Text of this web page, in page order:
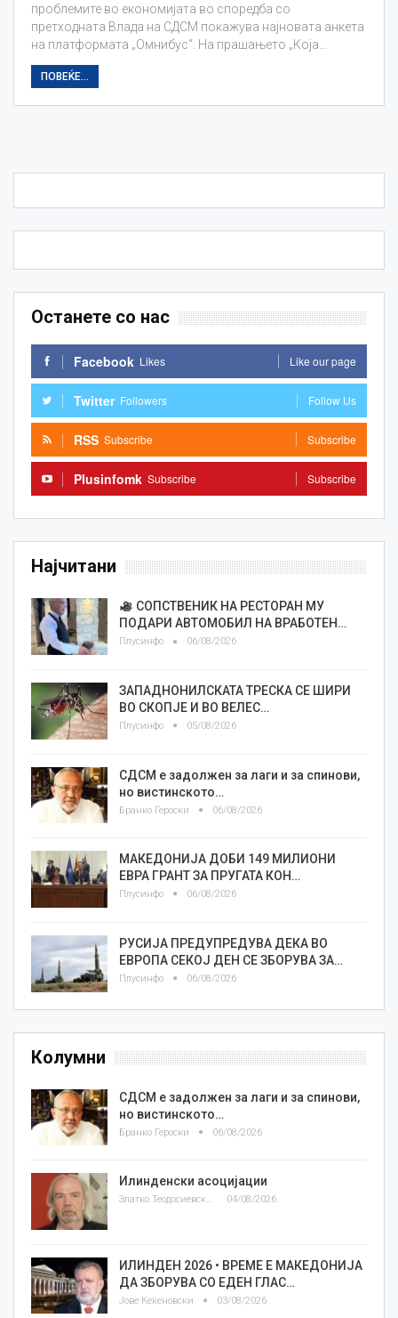
проблемите во економијата во споредба со
претходната Влада на СДСМ покажува најновата анкета
на платформата „Омнибус“. На прашањето „Којa…
ПОВЕЌЕ...
Останете со нас
Facebook Likes Like our page
Twitter Followers Follow Us
RSS Subscribe Subscribe
Plusinfomk Subscribe Subscribe
Најчитани
СОПСТВЕНИК НА РЕСТОРАН МУ
ПОДАРИ АВТОМОБИЛ НА ВРАБОТЕН…
Плусинфо 06/08/2026
ЗАПАДНОНИЛСКАТА ТРЕСКА СЕ ШИРИ
ВО СКОПЈЕ И ВО ВЕЛЕС…
Плусинфо 05/08/2026
СДСМ е задолжен за лаги и за спинови,
но вистинското…
Бранко Героски 06/08/2026
МАКЕДОНИЈА ДОБИ 149 МИЛИОНИ
ЕВРА ГРАНТ ЗА ПРУГАТА КОН…
Плусинфо 06/08/2026
РУСИЈА ПРЕДУПРЕДУВА ДЕКА ВО
ЕВРОПА СЕКОЈ ДЕН СЕ ЗБОРУВА ЗА…
Плусинфо 06/08/2026
Колумни
СДСМ е задолжен за лаги и за спинови,
но вистинското…
Бранко Героски 06/08/2026
Илинденски асоцијации
Златко Теодосиевски 04/08/2026
ИЛИНДЕН 2026 • ВРЕМЕ Е МАКЕДОНИЈА
ДА ЗБОРУВА СО ЕДЕН ГЛАС…
Јове Кекеновски 03/08/2026